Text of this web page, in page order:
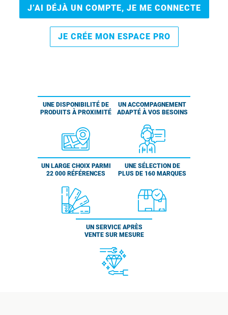
J’AI DÉJÀ UN COMPTE, JE ME CONNECTE
JE CRÉE MON ESPACE PRO
UNE DISPONIBILITÉ DE
PRODUITS À PROXIMITÉ
UN ACCOMPAGNEMENT
ADAPTÉ À VOS BESOINS
UN LARGE CHOIX PARMI
22 000 RÉFÉRENCES
UNE SÉLECTION DE
PLUS DE 160 MARQUES
UN SERVICE APRÈS
VENTE SUR MESURE